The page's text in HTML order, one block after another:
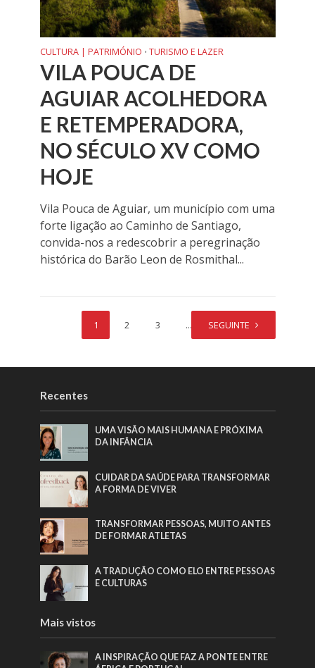
CULTURA | PATRIMÓNIO • TURISMO E LAZER
VILA POUCA DE
AGUIAR ACOLHEDORA
E RETEMPERADORA,
NO SÉCULO XV COMO
HOJE
Vila Pouca de Aguiar, um município com uma
forte ligação ao Caminho de Santiago,
convida-nos a redescobrir a peregrinação
histórica do Barão Leon de Rosmithal...
1 2 3 … 8
SEGUINTE
Recentes
UMA VISÃO MAIS HUMANA E PRÓXIMA
DA INFÂNCIA
CUIDAR DA SAÚDE PARA TRANSFORMAR
A FORMA DE VIVER
TRANSFORMAR PESSOAS, MUITO ANTES
DE FORMAR ATLETAS
A TRADUÇÃO COMO ELO ENTRE PESSOAS
E CULTURAS
Mais vistos
A INSPIRAÇÃO QUE FAZ A PONTE ENTRE